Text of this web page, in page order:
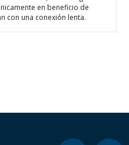
en beneficio de
con una conexión lenta.